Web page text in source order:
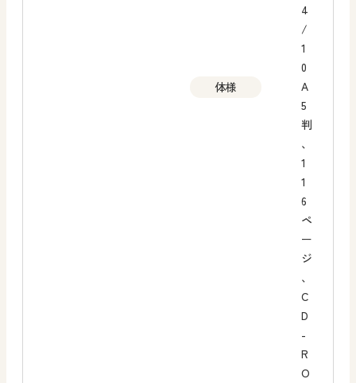
4
/
1
0
体様
A
5
判
、
1
1
6
ペ
ー
ジ
、
C
D
-
R
O